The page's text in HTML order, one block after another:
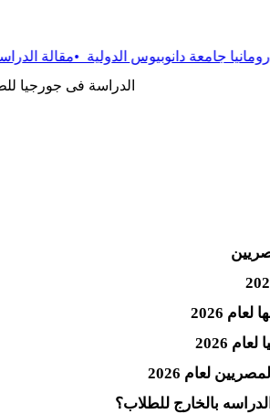
الدولية •مقالة الدراسة فى رومانيا
الدراسة فى جورجيا للطلاب
2026
2026
لعام 2026